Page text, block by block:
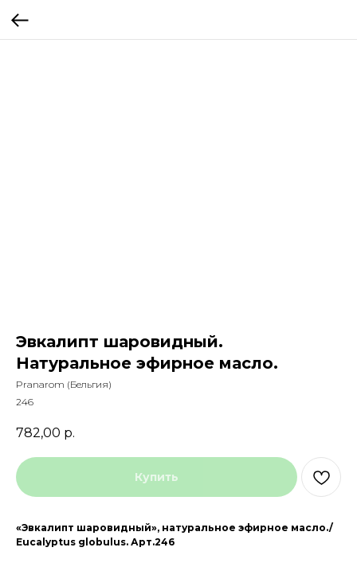
Эвкалипт шаровидный.
Натуральное эфирное масло.
Pranarom (Бельгия)
246
782,00 р.
Купить
«Эвкалипт шаровидный», натуральное эфирное масло./
Eucalyptus globulus. Арт.246